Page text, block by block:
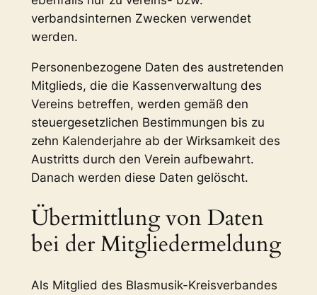
verbandsinternen Zwecken verwendet
werden.
Personenbezogene Daten des austretenden
Mitglieds, die die Kassenverwaltung des
Vereins betreffen, werden gemäß den
steuergesetzlichen Bestimmungen bis zu
zehn Kalenderjahre ab der Wirksamkeit des
Austritts durch den Verein aufbewahrt.
Danach werden diese Daten gelöscht.
Übermittlung von Daten
bei der Mitgliedermeldung
Als Mitglied des Blasmusik-Kreisverbandes